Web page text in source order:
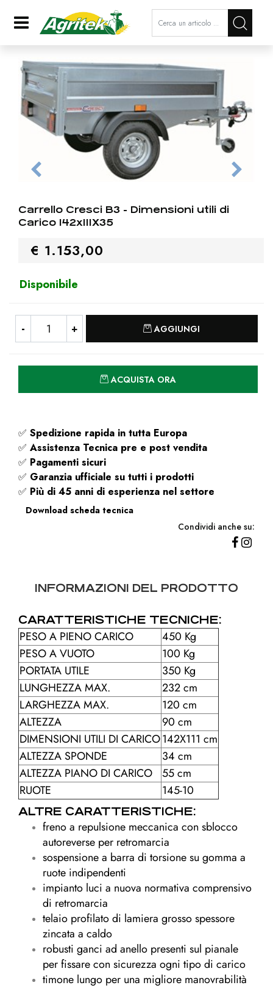
Open La modifica di un filtro
Carrello Cresci B3 - Dimensioni utili di
Carico 142x111X35
€ 1.153,00
Disponibile
AGGIUNGI
ACQUISTA ORA
✅ Spedizione rapida in tutta Europa
✅ Assistenza Tecnica pre e post vendita
✅ Pagamenti sicuri
✅ Garanzia ufficiale su tutti i prodotti
✅ Più di 45 anni di esperienza nel settore
Download scheda tecnica
Condividi anche su:
INFORMAZIONI DEL PRODOTTO
CARATTERISTICHE TECNICHE:
PESO A PIENO CARICO
450 Kg
PESO A VUOTO
100 Kg
PORTATA UTILE
350 Kg
LUNGHEZZA MAX.
232 cm
LARGHEZZA MAX.
120 cm
ALTEZZA
90 cm
DIMENSIONI UTILI DI CARICO142X111 cm
ALTEZZA SPONDE
34 cm
ALTEZZA PIANO DI CARICO
55 cm
RUOTE
145-10
ALTRE CARATTERISTICHE:
freno a repulsione meccanica con sblocco
autoreverse per retromarcia
sospensione a barra di torsione su gomma a
ruote indipendenti
impianto luci a nuova normativa comprensivo
di retromarcia
telaio profilato di lamiera grosso spessore
zincata a caldo
robusti ganci ad anello presenti sul pianale
per fissare con sicurezza ogni tipo di carico
timone lungo per una migliore manovrabilità